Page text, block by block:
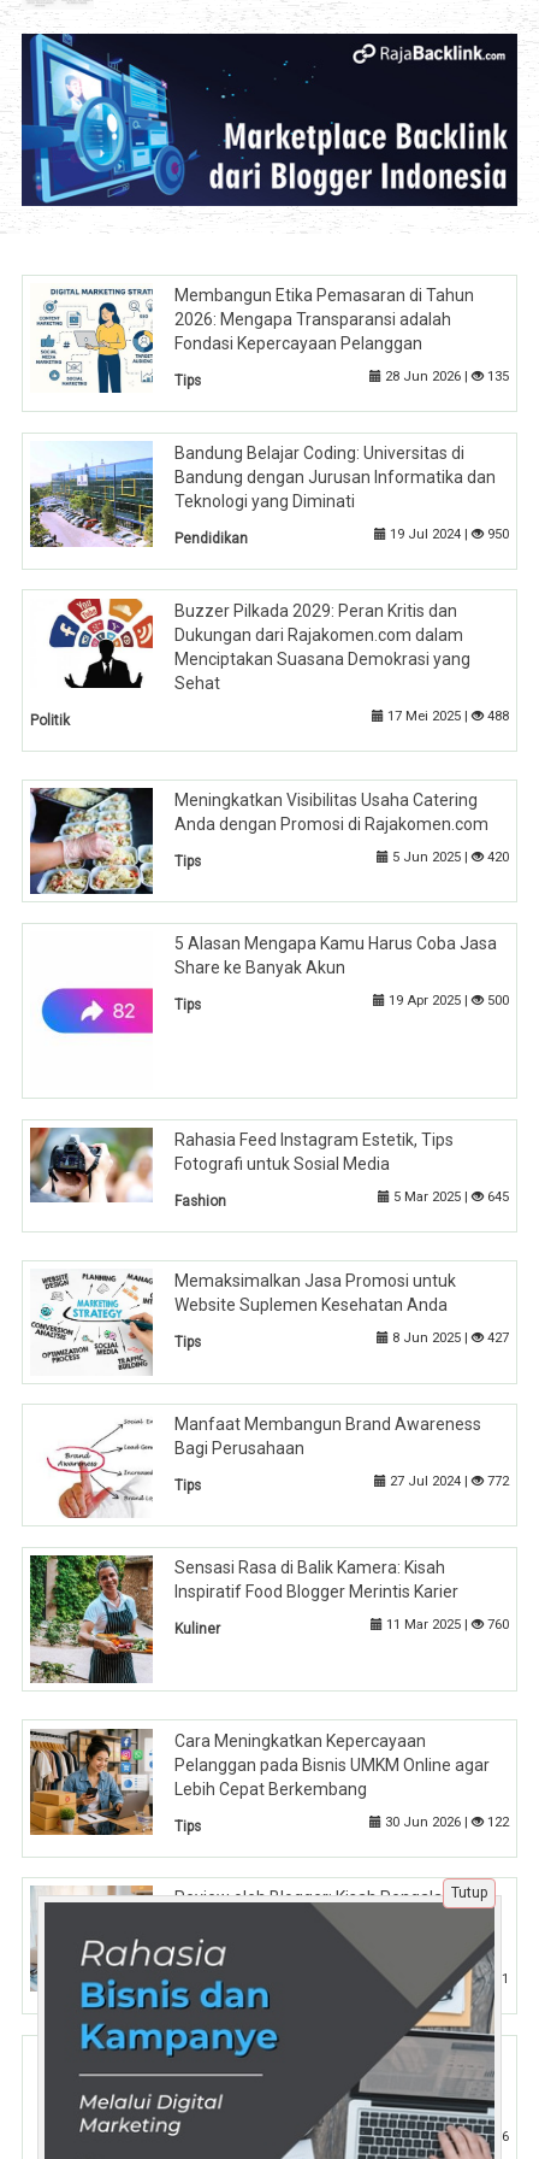
Membangun Etika Pemasaran di Tahun
2026: Mengapa Transparansi adalah
Fondasi Kepercayaan Pelanggan
Tips 28 Jun 2026 | 135
Bandung Belajar Coding: Universitas di
Bandung dengan Jurusan Informatika dan
Teknologi yang Diminati
Pendidikan 19 Jul 2024 | 950
Buzzer Pilkada 2029: Peran Kritis dan
Dukungan dari Rajakomen.com dalam
Menciptakan Suasana Demokrasi yang
Sehat
Politik 17 Mei 2025 | 488
Meningkatkan Visibilitas Usaha Catering
Anda dengan Promosi di Rajakomen.com
Tips 5 Jun 2025 | 420
5 Alasan Mengapa Kamu Harus Coba Jasa
Share ke Banyak Akun
Tips 19 Apr 2025 | 500
Rahasia Feed Instagram Estetik, Tips
Fotografi untuk Sosial Media
Fashion 5 Mar 2025 | 645
Memaksimalkan Jasa Promosi untuk
Website Suplemen Kesehatan Anda
Tips 8 Jun 2025 | 427
Manfaat Membangun Brand Awareness
Bagi Perusahaan
Tips 27 Jul 2024 | 772
Sensasi Rasa di Balik Kamera: Kisah
Inspiratif Food Blogger Merintis Karier
Kuliner 11 Mar 2025 | 760
Cara Meningkatkan Kepercayaan
Pelanggan pada Bisnis UMKM Online agar
Lebih Cepat Berkembang
Tips 30 Jun 2026 | 122
Review oleh Blogger: Kisah Pengalaman
yang Menjadi Penentu Kepercayaan
Konsumen
Tips 28 Jan 2026 | 331
Pilih yang Paling Tepat untuk Bidangmu!
Kenapa Tryout CPNS Gratis SKB di Tryout.id
Lebih Unggul?
Pendidikan 30 Apr 2025 | 466
Tutup